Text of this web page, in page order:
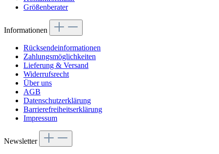
Größenberater
Informationen
Rücksendeinformationen
Zahlungsmöglichkeiten
Lieferung & Versand
Widerrufsrecht
Über uns
AGB
Datenschutzerklärung
Barrierefreiheitserklärung
Impressum
Newsletter